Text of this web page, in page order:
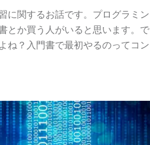
に関するお話です。プログラミ
とか買う人がいると思います。
ね？入門書で最初やるのってコ